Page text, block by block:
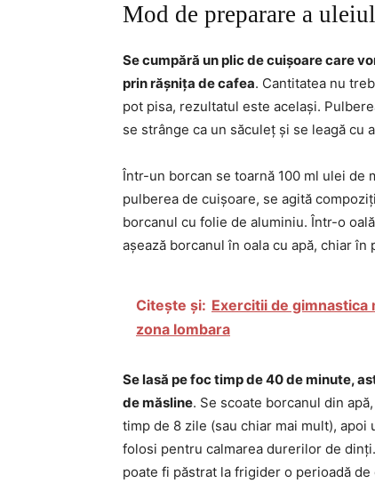
Mod de preparare a
Se cumpără un plic de cuișoare care
prin rășnița de cafea. Cantitatea nu
pot pisa, rezultatul este același.
se strânge ca un săculeț și se leagă cu
Într-un borcan se toarnă 100 ml ulei de
pulberea de cuișoare, se agită
borcanul cu folie de aluminiu. Într-o
așează borcanul în oala cu apă, chiar în
Citește și: Exercitii de gimnastica
zona lombara
Se lasă pe foc timp de 40 de minute,
de măsline. Se scoate borcanul din
timp de 8 zile (sau chiar mai mult),
folosi pentru calmarea durerilor de
poate fi păstrat la frigider o perioadă de